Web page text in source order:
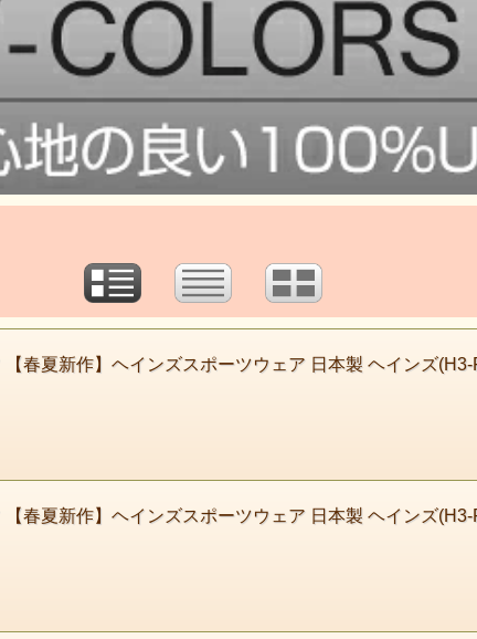
春夏新作】ヘインズスポーツウェア 日本製 ヘインズ(H3-
春夏新作】ヘインズスポーツウェア 日本製 ヘインズ